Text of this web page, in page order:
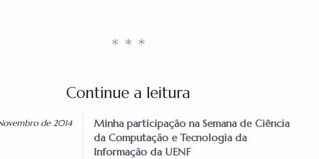
* * *
Continue a leitura
de 2014
Minha participação na Semana de Ciência
da Computação e Tecnologia da
Informação da UENF